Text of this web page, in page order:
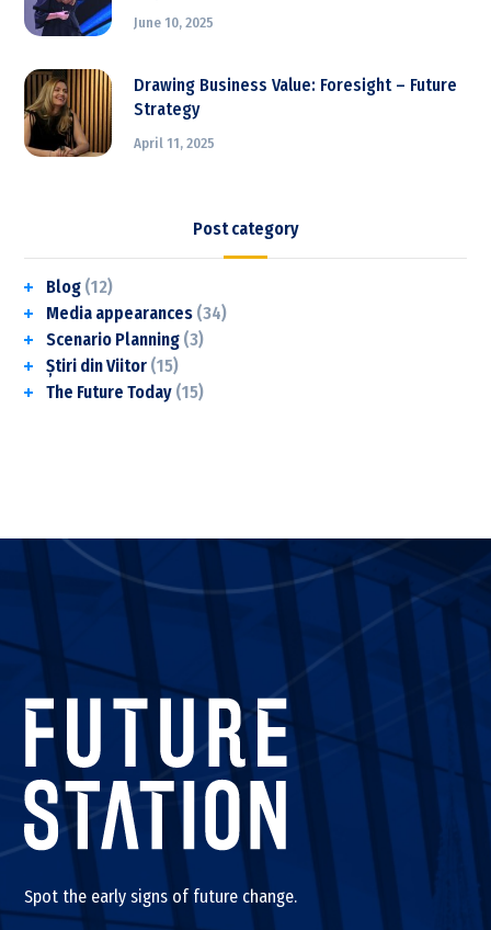
June 10, 2025
Drawing Business Value: Foresight – Future
Strategy
April 11, 2025
Post category
Blog (12)
Media appearances (34)
Scenario Planning (3)
Știri din Viitor (15)
The Future Today (15)
Spot the early signs of future change.